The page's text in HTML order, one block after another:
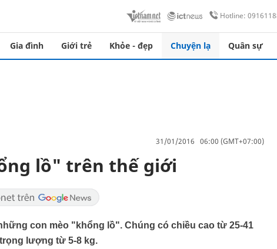
Hotline:
Gia đình Giới trẻ Khỏe - đẹp Chuyện lạ Quân sự
31/01/2016 06:00 (GMT+07:00)
lồ" trên thế giới
con mèo "khổng lồ". Chúng có chiều cao từ 25-41
lượng từ 5-8 kg.